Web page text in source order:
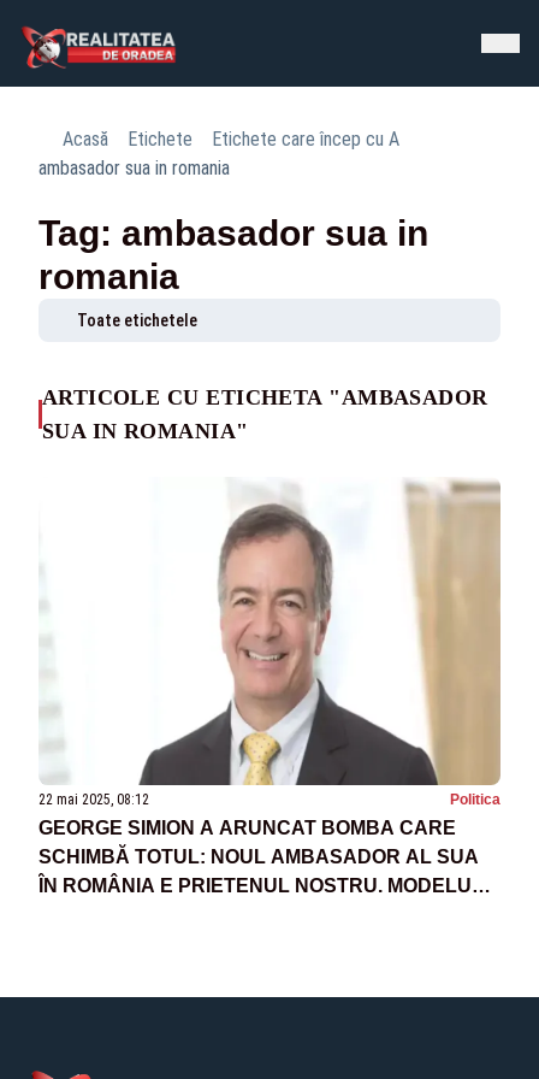
Acasă Etichete
Etichete care încep cu A
ambasador sua in romania
Tag: ambasador sua in
romania
Toate etichetele
ARTICOLE CU ETICHETA "AMBASADOR
SUA IN ROMANIA"
22 mai 2025, 08:12 Politica
GEORGE SIMION A ARUNCAT BOMBA CARE
SCHIMBĂ TOTUL: NOUL AMBASADOR AL SUA
ÎN ROMÂNIA E PRIETENUL NOSTRU. MODELUL